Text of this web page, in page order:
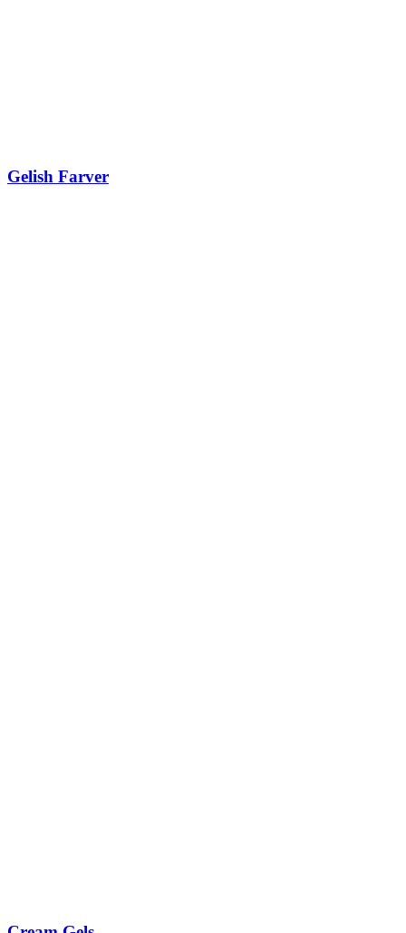
Gelish Farver